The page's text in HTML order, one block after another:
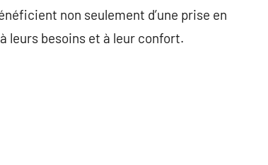
non seulement d’une prise en
leurs besoins et à leur confort.